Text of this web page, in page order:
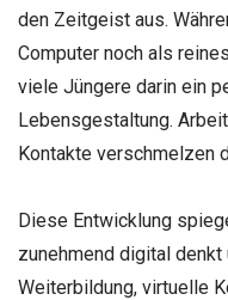
den Zeitgeist aus.
Computer noch als
viele Jüngere darin ein
Lebensgestaltung.
Kontakte verschmelzen
Diese Entwicklung
zunehmend digital denkt
Weiterbildung, virtuelle